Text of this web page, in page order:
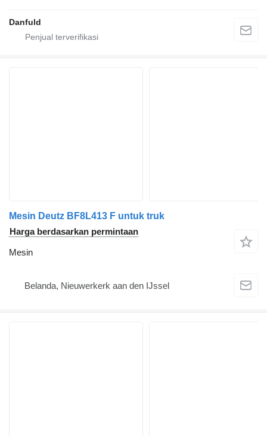
Danfuld
Mesin Deutz BF8L413 F untuk truk
Harga berdasarkan permintaan
Mesin
Belanda, Nieuwerkerk aan den IJssel